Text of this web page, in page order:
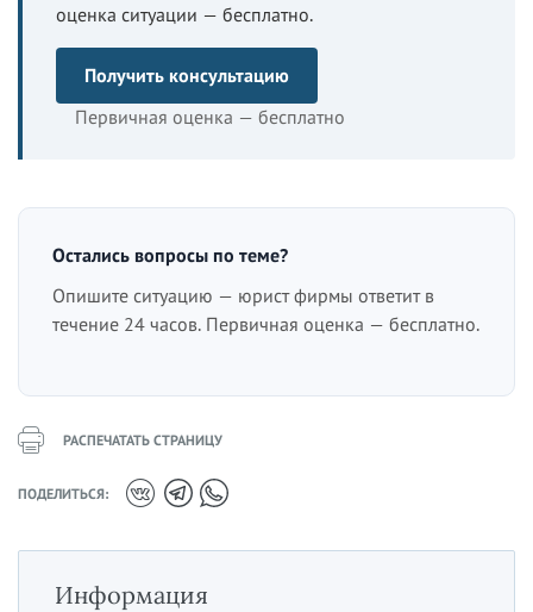
оценка ситуации — бесплатно.
Получить консультацию
Первичная оценка — бесплатно
Остались вопросы по теме?
Опишите ситуацию — юрист фирмы ответит в
течение 24 часов. Первичная оценка — бесплатно.
РАСПЕЧАТАТЬ СТРАНИЦУ
ПОДЕЛИТЬСЯ:
Информация